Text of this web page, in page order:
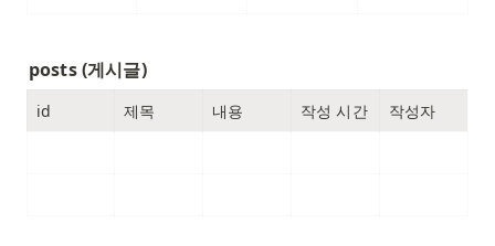
posts (게시글)
id 제목 내용 작성 시간 작성자